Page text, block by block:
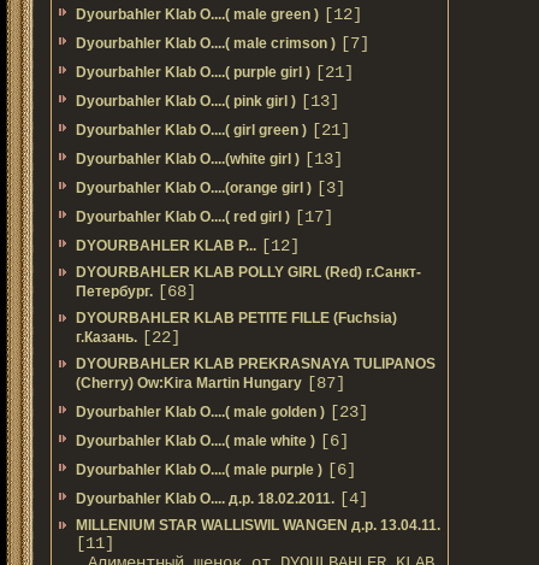
Dyourbahler Klab O....( male green ) [12]
Dyourbahler Klab O....( male crimson ) [7]
Dyourbahler Klab O....( purple girl ) [21]
Dyourbahler Klab O....( pink girl ) [13]
Dyourbahler Klab O....( girl green ) [21]
Dyourbahler Klab O....(white girl ) [13]
Dyourbahler Klab O....(orange girl ) [3]
Dyourbahler Klab O....( red girl ) [17]
DYOURBAHLER KLAB P... [12]
DYOURBAHLER KLAB POLLY GIRL (Red) г.Санкт-
Петербург. [68]
DYOURBAHLER KLAB PETITE FILLE (Fuchsia)
г.Казань. [22]
DYOURBAHLER KLAB PREKRASNAYA TULIPANOS
(Cherry) Ow:Kira Martin Hungary [87]
Dyourbahler Klab O....( male golden ) [23]
Dyourbahler Klab O....( male white ) [6]
Dyourbahler Klab O....( male purple ) [6]
Dyourbahler Klab O.... д.р. 18.02.2011. [4]
MILLENIUM STAR WALLISWIL WANGEN д.р. 13.04.11.
[11]